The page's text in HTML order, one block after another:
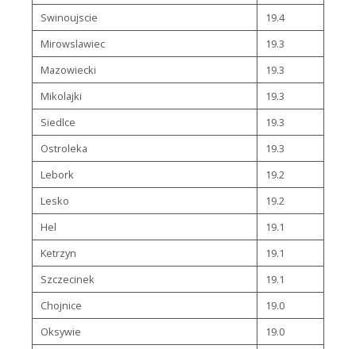
Swinoujscie
19.4
Mirowslawiec
19.3
Mazowiecki
19.3
Mikolajki
19.3
Siedlce
19.3
Ostroleka
19.3
Lebork
19.2
Lesko
19.2
Hel
19.1
Ketrzyn
19.1
Szczecinek
19.1
Chojnice
19.0
Oksywie
19.0